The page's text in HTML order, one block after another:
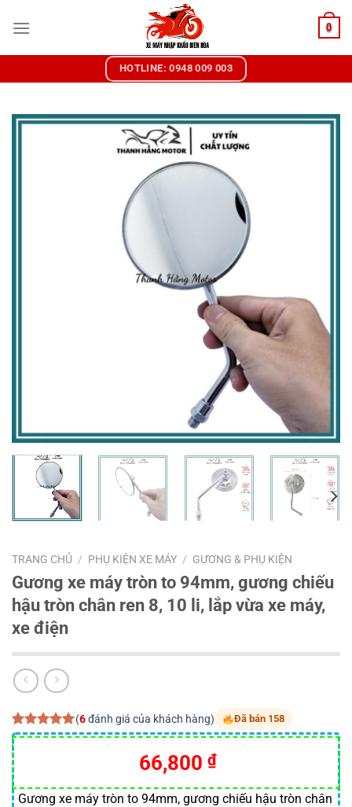
đến
0
HOTLINE: 0948 009 003
TRANG CHỦ / PHỤ KIỆN XE MÁY / GƯƠNG & PHỤ KIỆN
Gương xe máy tròn to 94mm, gương chiếu
hậu tròn chân ren 8, 10 li, lắp vừa xe máy,
xe điện
5.00trên 5
dựa trên
6
đánh giá
(6đánh giá của khách hàng) Đã bán 158
66,800 ₫
Gương xe máy tròn to 94mm, gương chiếu hậu tròn chân